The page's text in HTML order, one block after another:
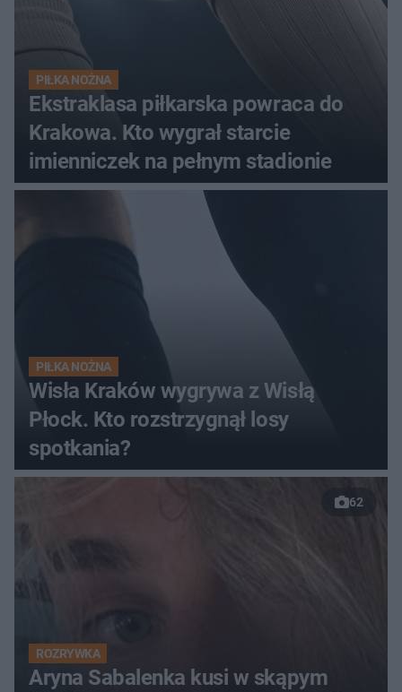
PIŁKA NOŻNA
Ekstraklasa piłkarska powraca do
Krakowa. Kto wygrał starcie
imienniczek na pełnym stadionie
PIŁKA NOŻNA
Wisła Kraków wygrywa z Wisłą
Płock. Kto rozstrzygnął losy
spotkania?
62
ROZRYWKA
Aryna Sabalenka kusi w skąpym